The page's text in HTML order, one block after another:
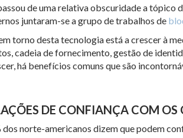
de uma relativa obscuridade a tópico
juntaram-se a grupo de trabalhos de
torno desta tecnologia está a crescer à
cadeia de fornecimento, gestão de
há benefícios comuns que são
DE CONFIANÇA COM OS
norte-americanos dizem que podem